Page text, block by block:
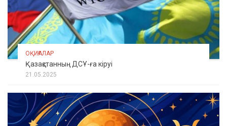
ОҚИҒАЛАР
Қазақстанның ДСҰ-ға кіруі
21.05.2025